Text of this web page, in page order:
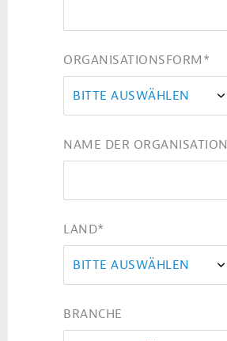
ORGANISATIONSFORM *
BITTE AUSWÄHLEN
NAME DER ORGANISATION
LAND*
BITTE AUSWÄHLEN
BRANCHE